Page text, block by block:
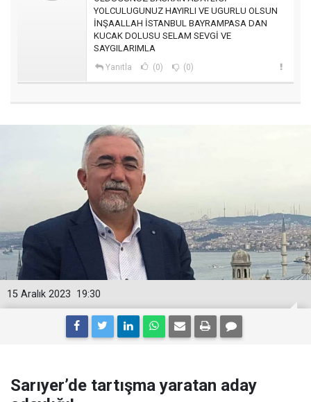
YOLCULUGUNUZ HAYIRLI VE UGURLU OLSUN
İNŞAALLAH İSTANBUL BAYRAMPASA DAN
KUCAK DOLUSU SELAM SEVGİ VE
SAYGILARIMLA
Yanıtla (0) (0)
19:30
15 Aralık 2023
Sarıyer’de tartışma yaratan aday